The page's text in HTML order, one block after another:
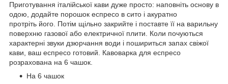
Приготування італійської кави дуже просто: наповніть основу в
одою, додайте порошок еспресо в сито і акуратно
протріть його. Потім щільно закрийте і поставте її на варильну
поверхню газової або електричної плити. Коли почуються
характерні звуки дзюрчання води і пошириться запах свіжої
кави, ваш еспресо готовий. Кавоварка для еспресо
розрахована на 6 чашок.
На 6 чашок